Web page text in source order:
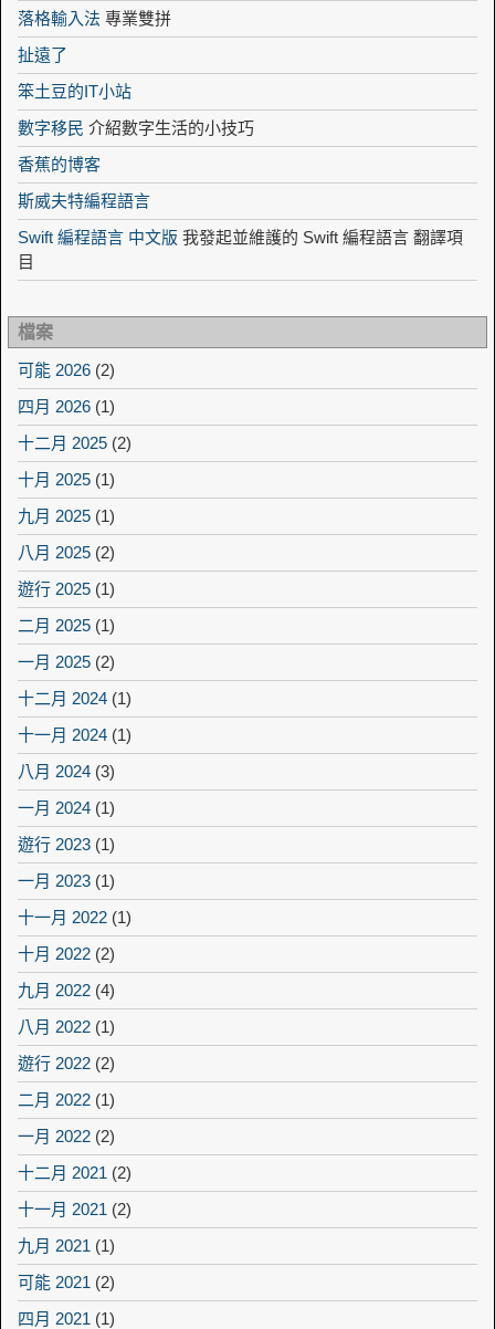
落格輸入法 專業雙拼
扯遠了
笨土豆的IT小站
數字移民 介紹數字生活的小技巧
香蕉的博客
斯威夫特編程語言
Swift 編程語言 中文版 我發起並維護的 Swift 編程語言 翻譯項
目
檔案
可能 2026 (2)
四月 2026 (1)
十二月 2025 (2)
十月 2025 (1)
九月 2025 (1)
八月 2025 (2)
遊行 2025 (1)
二月 2025 (1)
一月 2025 (2)
十二月 2024 (1)
十一月 2024 (1)
八月 2024 (3)
一月 2024 (1)
遊行 2023 (1)
一月 2023 (1)
十一月 2022 (1)
十月 2022 (2)
九月 2022 (4)
八月 2022 (1)
遊行 2022 (2)
二月 2022 (1)
一月 2022 (2)
十二月 2021 (2)
十一月 2021 (2)
九月 2021 (1)
可能 2021 (2)
四月 2021 (1)